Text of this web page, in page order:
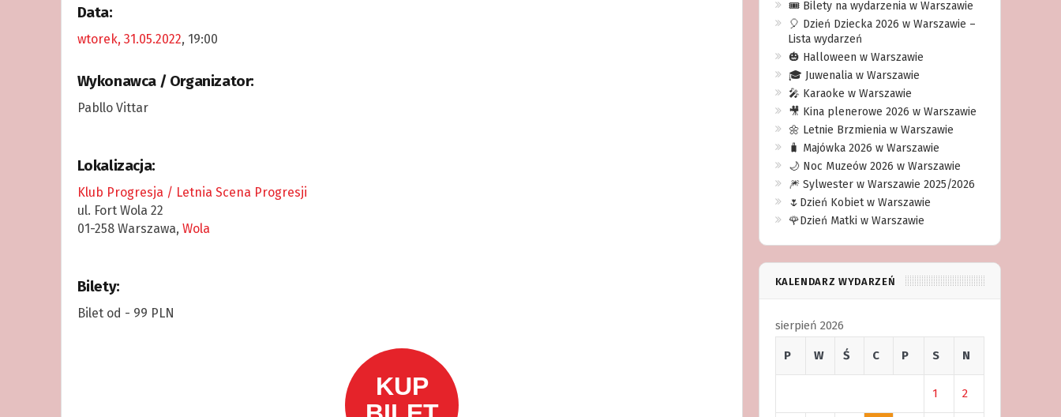
Data:
wtorek, 31.05.2022, 19:00
Wykonawca / Organizator:
Pabllo Vittar
Lokalizacja:
Klub Progresja / Letnia Scena Progresji
ul. Fort Wola 22
01-258 Warszawa, Wola
Bilety:
Bilet od - 99 PLN
🎟️ Bilety na wydarzenia w Warszawie
🎈 Dzień Dziecka 2026 w Warszawie –
Lista wydarzeń
🎃 Halloween w Warszawie
🎓 Juwenalia w Warszawie
🎤 Karaoke w Warszawie
🎥 Kina plenerowe 2026 w Warszawie
🌼 Letnie Brzmienia w Warszawie
🧳 Majówka 2026 w Warszawie
🌙 Noc Muzeów 2026 w Warszawie
🎆 Sylwester w Warszawie 2025/2026
🌷Dzień Kobiet w Warszawie
🌹Dzień Matki w Warszawie
KALENDARZ WYDARZEŃ
sierpień 2026
P W Ś C P S N
1 2